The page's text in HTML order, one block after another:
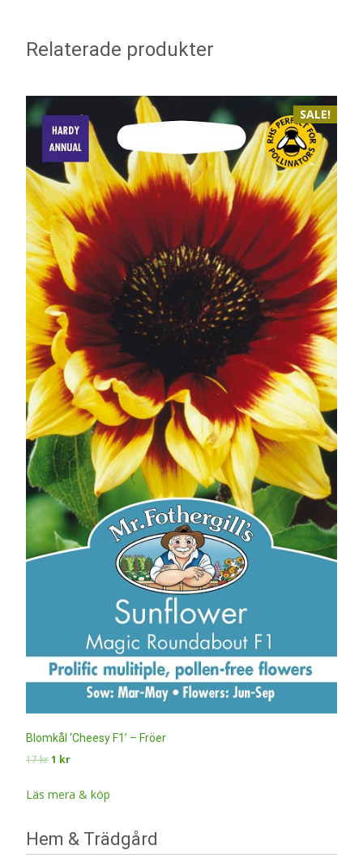
Relaterade produkter
SALE!
Blomkål ‘Cheesy F1’ – Fröer
17krDet
priset
1 krDet
priset
Läs mera & köp
Hem & Trädgård